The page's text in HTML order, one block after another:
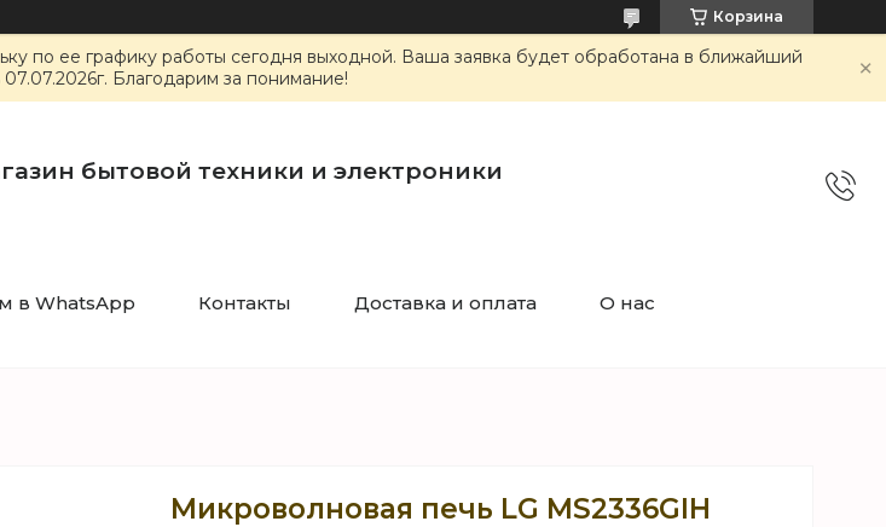
Корзина
по ее графику работы сегодня выходной. Ваша заявка будет обработана в ближайший
Благодарим за понимание!
бытовой техники и электроники
в WhatsApp Контакты Доставка и оплата О нас
Микроволновая печь LG MS2336GIH